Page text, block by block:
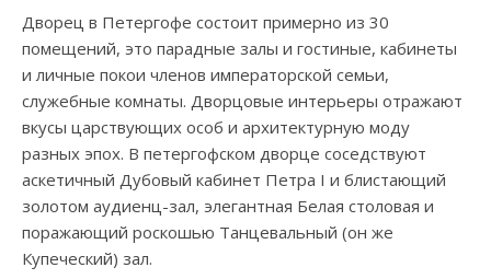
Дворец в Петергофе состоит примерно из 30
помещений, это парадные залы и гостиные, кабинеты
и личные покои членов императорской семьи,
служебные комнаты. Дворцовые интерьеры отражают
вкусы царствующих особ и архитектурную моду
разных эпох. В петергофском дворце соседствуют
аскетичный Дубовый кабинет Петра I и блистающий
золотом аудиенц-зал, элегантная Белая столовая и
поражающий роскошью Танцевальный (он же
Купеческий) зал.